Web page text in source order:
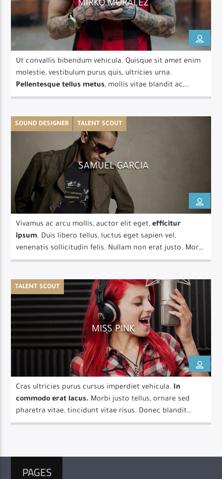
MIRKO MORALEZ
Ut convallis bibendum vehicula. Quisque sit amet enim
molestie, vestibulum purus quis, ultricies urna.
Pellentesque tellus metus, mollis vitae blandit ac,
lobortis a justo.
SOUND DESIGNER TALENT SCOUT
SAMUEL GARCIA
Vivamus ac arcu mollis, auctor elit eget,efficitur
ipsum. Duis libero tellus, luctus eget sapien vel,
venenatis sollicitudin felis. Nullam non erat justo. Morbi
tincidunt vehicula est. Donec ut sem.
TALENT SCOUT
MISS PINK
Cras ultricies purus cursus imperdiet vehicula. In
commodo erat lacus. Morbi justo tellus, ornare sed
pharetra vitae, tincidunt vitae risus. Donec blandit
pulvinar dapibus.
PAGES